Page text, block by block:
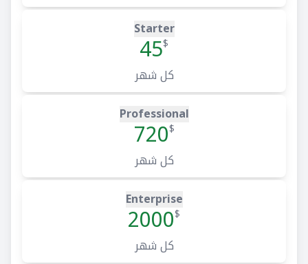
Starter
$
45
كل شهر
Professional
$
720
كل شهر
Enterprise
$
2000
كل شهر